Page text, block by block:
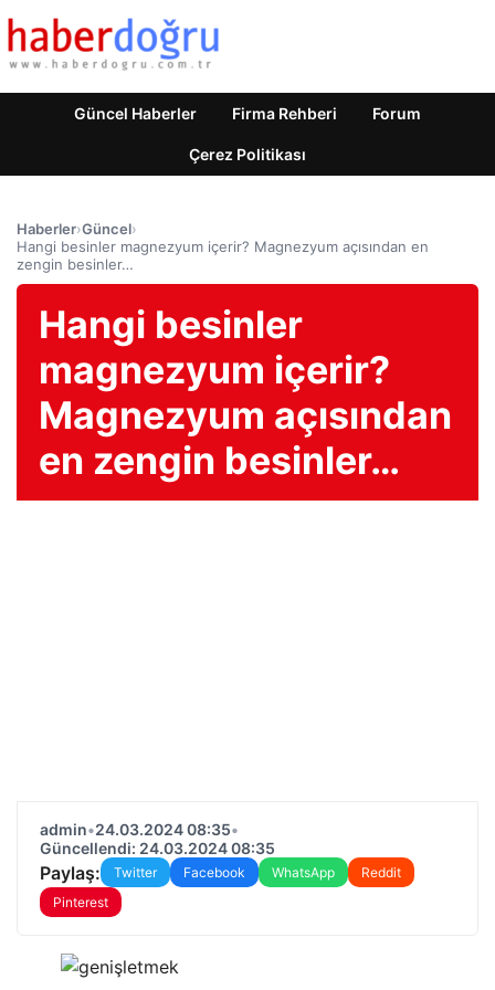
Güncel Haberler Firma Rehberi Forum
Çerez Politikası
Haberler›Güncel›
Hangi besinler magnezyum içerir? Magnezyum açısından en
zengin besinler…
Hangi besinler
magnezyum içerir?
Magnezyum açısından
en zengin besinler…
admin•24.03.2024 08:35•
Güncellendi: 24.03.2024 08:35
Paylaş: Twitter Facebook WhatsApp
Reddit
Pinterest